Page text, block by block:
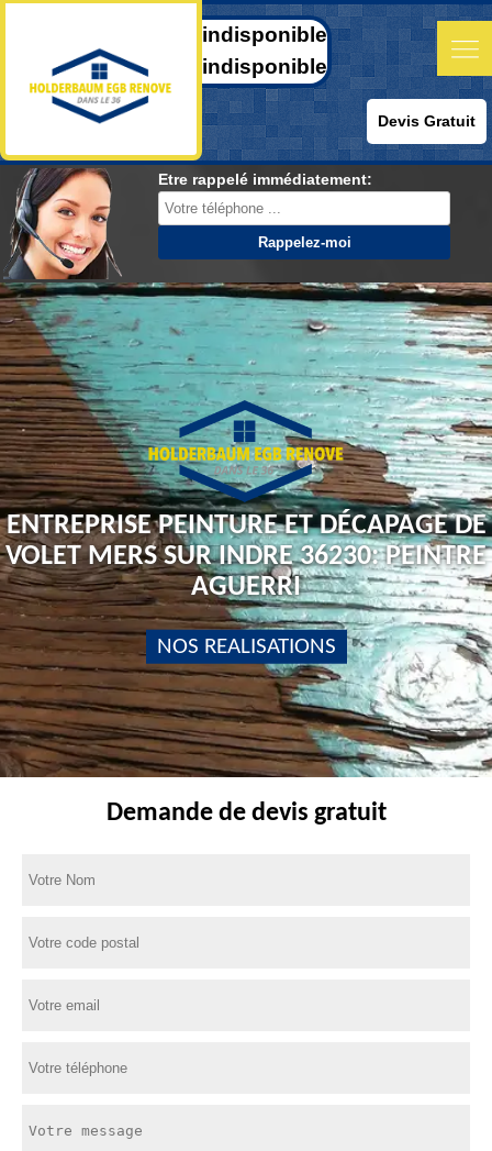
indisponible
indisponible
Devis Gratuit
Etre rappelé immédiatement:
ENTREPRISE PEINTURE ET DÉCAPAGE DE
VOLET MERS SUR INDRE 36230: PEINTRE
AGUERRI
NOS REALISATIONS
Demande de devis gratuit